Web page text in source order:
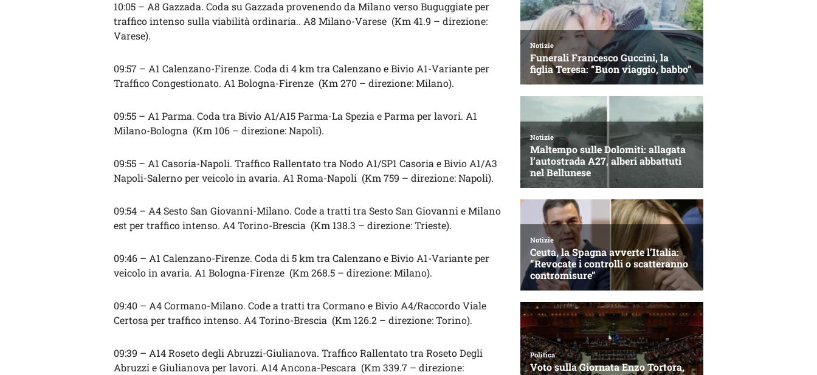
10:05 – A8 Gazzada. Coda su Gazzada provenendo da Milano verso Buguggiate per
traffico intenso sulla viabilità ordinaria.. A8 Milano-Varese (Km 41.9 – direzione:
Varese).
09:57 – A1 Calenzano-Firenze. Coda di 4 km tra Calenzano e Bivio A1-Variante per
Traffico Congestionato. A1 Bologna-Firenze (Km 270 – direzione: Milano).
09:55 – A1 Parma. Coda tra Bivio A1/A15 Parma-La Spezia e Parma per lavori. A1
Milano-Bologna (Km 106 – direzione: Napoli).
09:55 – A1 Casoria-Napoli. Traffico Rallentato tra Nodo A1/SP1 Casoria e Bivio A1/A3
Napoli-Salerno per veicolo in avaria. A1 Roma-Napoli (Km 759 – direzione: Napoli).
09:54 – A4 Sesto San Giovanni-Milano. Code a tratti tra Sesto San Giovanni e Milano
est per traffico intenso. A4 Torino-Brescia (Km 138.3 – direzione: Trieste).
09:46 – A1 Calenzano-Firenze. Coda di 5 km tra Calenzano e Bivio A1-Variante per
veicolo in avaria. A1 Bologna-Firenze (Km 268.5 – direzione: Milano).
09:40 – A4 Cormano-Milano. Code a tratti tra Cormano e Bivio A4/Raccordo Viale
Certosa per traffico intenso. A4 Torino-Brescia (Km 126.2 – direzione: Torino).
09:39 – A14 Roseto degli Abruzzi-Giulianova. Traffico Rallentato tra Roseto Degli
Abruzzi e Giulianova per lavori. A14 Ancona-Pescara (Km 339.7 – direzione: